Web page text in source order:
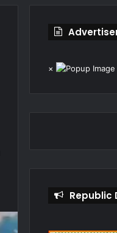
×
Republic